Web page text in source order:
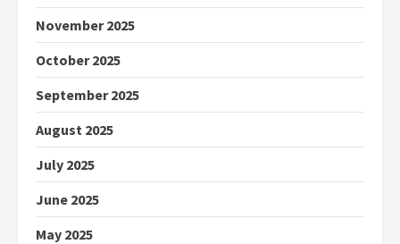
November 2025
October 2025
September 2025
August 2025
July 2025
June 2025
May 2025